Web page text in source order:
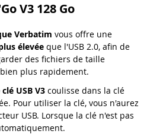
V3 128 Go
Verbatim vous offre une
élevée que l'USB 2.0, afin de
des fichiers de taille
plus rapidement.
USB V3 coulisse dans la clé
Pour utiliser la clé, vous n'aurez
USB. Lorsque la clé n'est pas